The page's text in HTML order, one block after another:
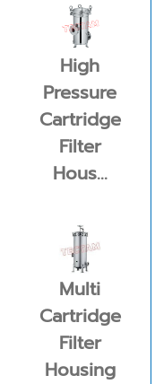
High
Pressure
Cartridge
Filter
Hous...
Multi
Cartridge
Filter
Housing